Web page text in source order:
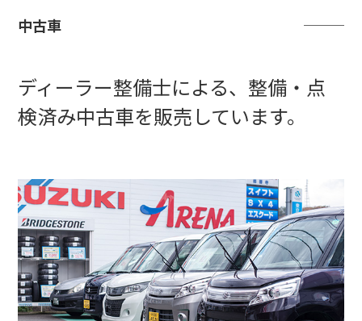
中古車
ディーラー整備士による、 整備・点
検済み中古車を販売しています。